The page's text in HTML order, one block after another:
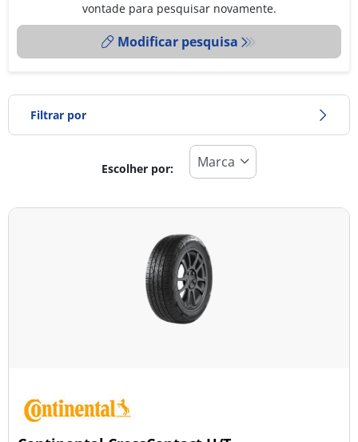
vontade para pesquisar novamente.
Modificar pesquisa
Filtrar por
Todos os tipos (2)
Todas as estações (1)
Ligeiro (1)
Escolher por: